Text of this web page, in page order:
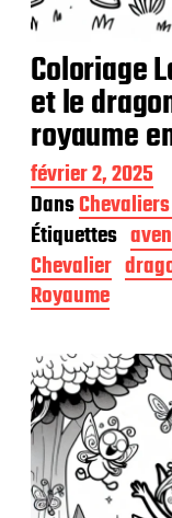
Coloriage
et le
royaume
D
a
t
e
d
e
p
b
l
i
c
a
t
i
o
février 2, 2025
Dans
Étiquettes
Chevalier
Royaume